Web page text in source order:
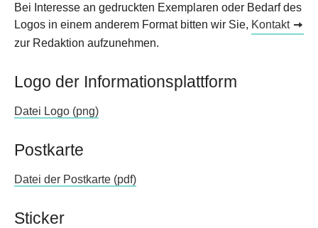
Bei Interesse an gedruckten Exemplaren oder Bedarf des
Logos in einem anderem Format bitten wir Sie, Kontakt
zur Redaktion aufzunehmen.
Logo der Informationsplattform
Datei Logo (png)
Postkarte
Datei der Postkarte (pdf)
Sticker